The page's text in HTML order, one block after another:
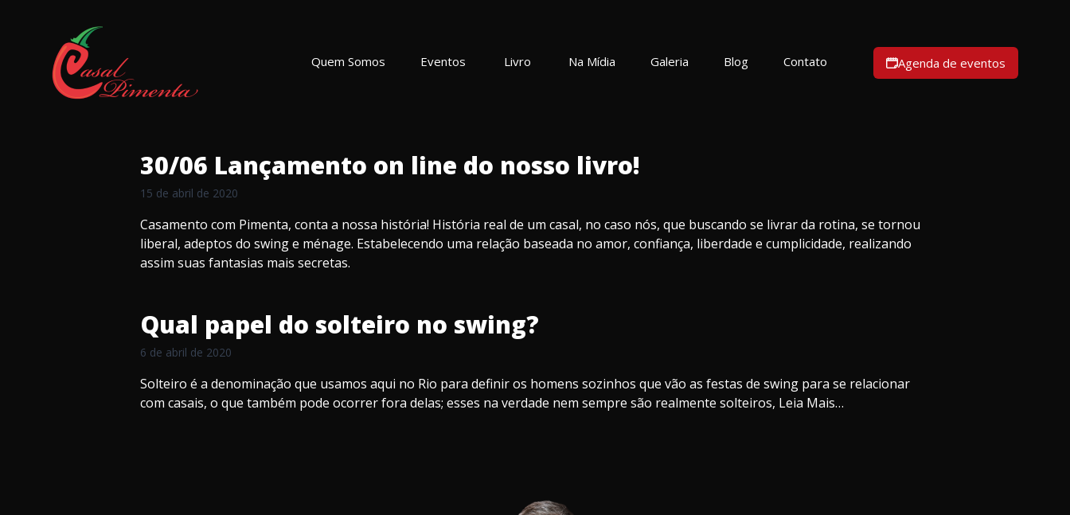
Quem Somos Eventos Livro Na Mídia Galeria Blog Contato Agenda de eventos
30/06 Lançamento on line do nosso livro!
15 de abril de 2020
Casamento com Pimenta, conta a nossa história! História real de um casal, no caso nós, que buscando se livrar da rotina, se tornou
liberal, adeptos do swing e ménage. Estabelecendo uma relação baseada no amor, confiança, liberdade e cumplicidade, realizando
assim suas fantasias mais secretas.
Qual papel do solteiro no swing?
6 de abril de 2020
Solteiro é a denominação que usamos aqui no Rio para definir os homens sozinhos que vão as festas de swing para se relacionar
com casais, o que também pode ocorrer fora delas; esses na verdade nem sempre são realmente solteiros, Leia Mais…